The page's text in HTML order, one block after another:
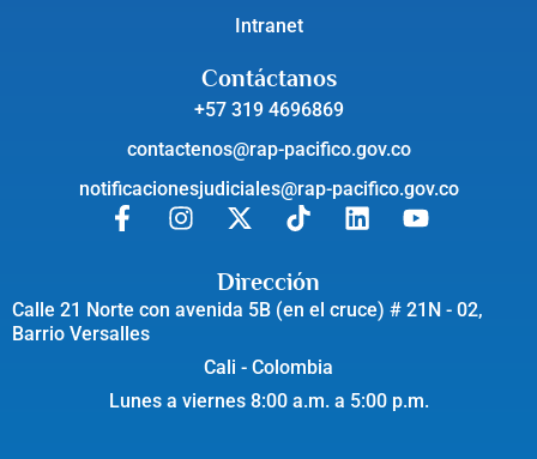
Intranet
Contáctanos
+57 319 4696869
contactenos@rap-pacifico.gov.co
notificacionesjudiciales@rap-pacifico.gov.co
Dirección
Calle 21 Norte con avenida 5B (en el cruce) # 21N - 02,
Barrio Versalles
Cali - Colombia
Lunes a viernes 8:00 a.m. a 5:00 p.m.